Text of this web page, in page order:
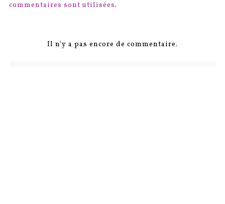
commentaires sont utilisées.
Il n'y a pas encore de commentaire.